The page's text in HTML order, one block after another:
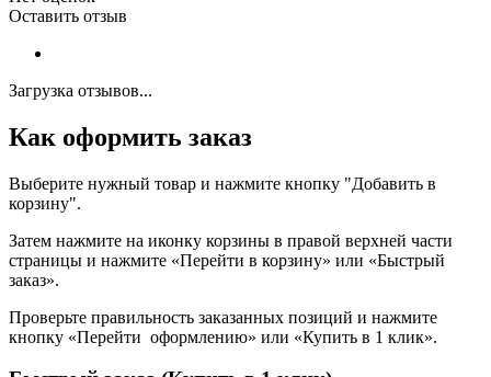
Оставить отзыв
Загрузка отзывов...
Как оформить заказ
Выберите нужный товар и нажмите кнопку "Добавить в
корзину".
Затем нажмите на иконку корзины в правой верхней части
страницы и нажмите «Перейти в корзину» или «Быстрый
заказ».
Проверьте правильность заказанных позиций и нажмите
кнопку «Перейти оформлению» или «Купить в 1 клик».